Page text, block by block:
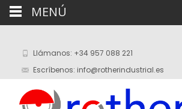
Llámanos: +34 957 088 221
Escríbenos: info@rotherindustrial.es
MENÚ